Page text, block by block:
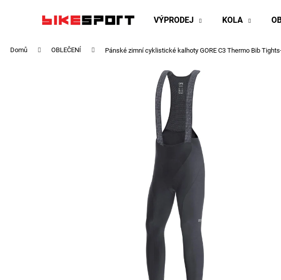
VÝPRODEJ KOLA
Domů OBLEČENÍ Pánské zimní cyklistické kalhoty GORE C3 Thermo Bib
Zpět
Zpět
Co